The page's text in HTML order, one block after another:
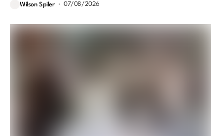
Wilson Spiler 07/08/2026